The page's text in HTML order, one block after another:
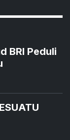
BRI Peduli